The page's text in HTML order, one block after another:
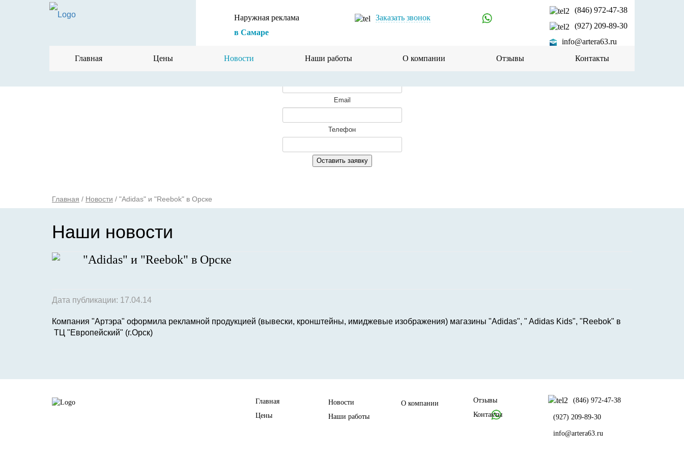
Наружная реклама
в Самаре
Заказать звонок
(846) 972-47-38
(927) 209-89-30
info@artera63.ru
Главная
Цены Новости Наши работы О компании Отзывы Контакты
Email
Телефон
Оставить заявку
Главная / Новости / "Adidas" и "Reebok" в Орске
Наши новости
"Adidas" и "Reebok" в Орске
Дата публикации: 17.04.14
Компания "Артэра" оформила рекламной продукцией (вывески, кронштейны, имиджевые изображения) магазины "Adidas", " Adidas Kids", "Reebok" в
ТЦ "Европейский" (г.Орск)
Главная
Цены
Новости
Наши работы
О компании
Отзывы
Контакты
(846) 972-47-38
(927) 209-89-30
info@artera63.ru